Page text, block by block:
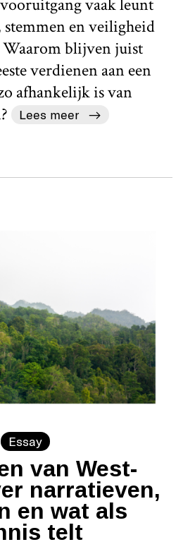
vaak leunt
stemmen en veiligheid
blijven juist
verdienen aan een
afhankelijk is van
Lees meer
Essay
van West-
narratieven,
en wat als
telt